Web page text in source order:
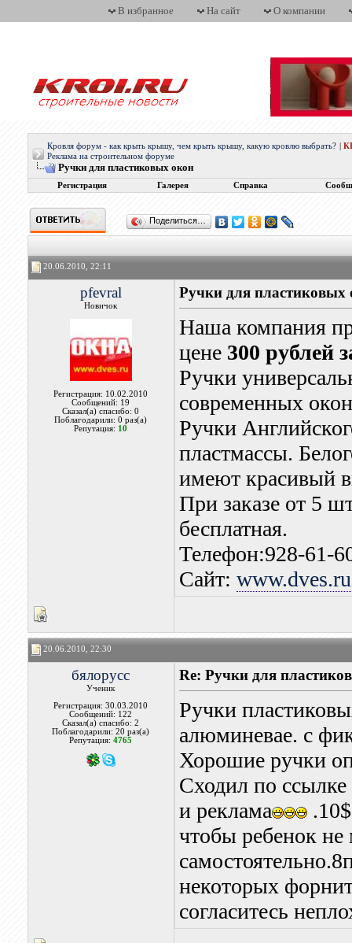
В избранное На сайт О компании
Кровля форум - как крыть крышу, чем крыть крышу, какую кровлю выбрать?
Реклама на строительном форуме
Ручки для пластиковых окон
Регистрация Галерея Справка
Поделиться…
20.06.2010, 22:11
pfevral
Новичок
Регистрация: 10.02.2010
Сообщений: 19
Сказал(а) спасибо: 0
Поблагодарили: 0 раз(а)
Репутация: 10
Ручки для пластиковых
Наша компания
цене300 рублей
Ручки
современных
Ручки
пластмассы.
имеют красивый
При заказе от 5
бесплатная.
Телефон:928-61-
Сайт: www.dves.ru
20.06.2010, 22:30
бялорусс
Ученик
Регистрация: 30.03.2010
Сообщений: 122
Сказал(а) спасибо: 2
Поблагодарили: 20 раз(а)
Репутация:4765
Re: Ручки для
Ручки
алюминевае. с
Хорошие ручки
Сходил по ссылке
и реклама
.10$
чтобы ребенок
некоторых
согласитесь